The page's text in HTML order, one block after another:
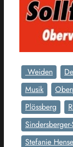
Weiden
Musik
Plössberg
Stefanie Hense